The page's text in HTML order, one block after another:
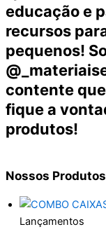
educação e
recursos
pequenos!
contente
fique a
produtos!
Nossos Produtos
Lançamentos